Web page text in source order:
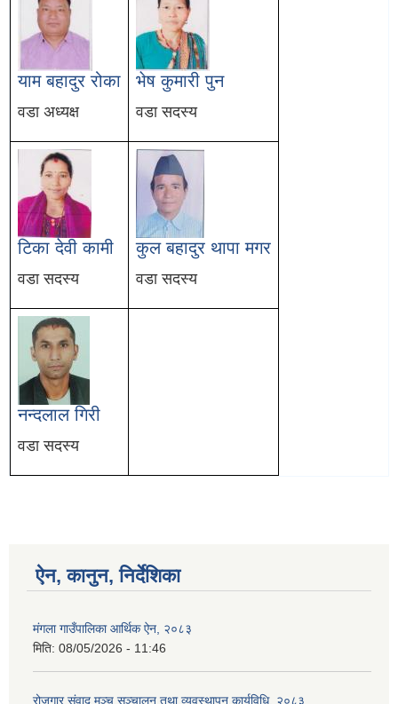
याम बहादुर रोका
वडा अध्यक्ष
भेष कुमारी पुन
वडा सदस्य
टिका देवी कामी
वडा सदस्य
कुल बहादुर थापा मगर
वडा सदस्य
नन्दलाल गिरी
वडा सदस्य
ऐन, कानुन, निर्देशिका
मंगला गाउँपालिका आर्थिक ऐन, २०८३
मिति: 08/05/2026 - 11:46
रोजगार संवाद मञ्च सञ्चालन तथा व्यवस्थापन कार्यविधि, २०८३